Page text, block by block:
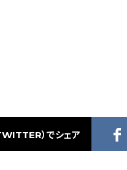
）でシェア